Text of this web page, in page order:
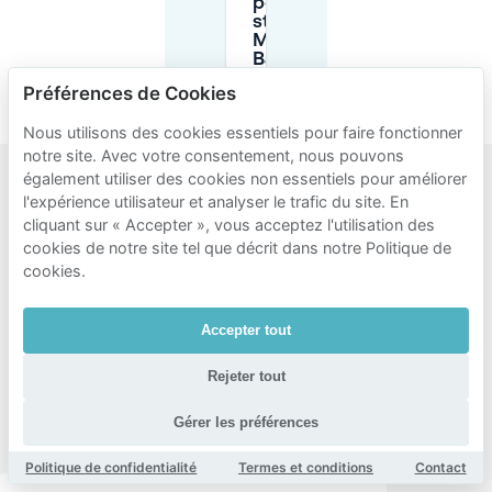
pour le
stationnement
Mobypark à
Barkhof ?
Zones
populaires
stationnement
à
proximité
de
Préférences de Cookies
Nous utilisons des cookies essentiels pour faire fonctionner
notre site. Avec votre consentement, nous pouvons
également utiliser des cookies non essentiels pour améliorer
l'expérience utilisateur et analyser le trafic du site. En
cliquant sur « Accepter », vous acceptez l'utilisation des
cookies de notre site tel que décrit dans notre Politique de
cookies.
Accepter tout
Rejeter tout
Gérer les préférences
Politique de confidentialité Termes et conditions Contact